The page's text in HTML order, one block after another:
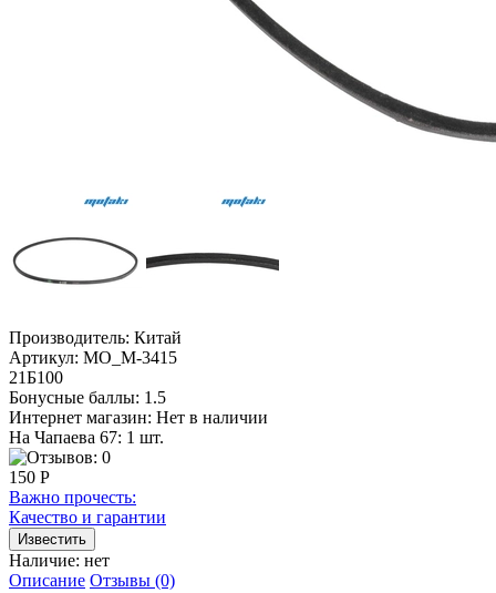
Производитель: Китай
Артикул: MO_M-3415
21Б100
Бонусные баллы: 1.5
Интернет магазин: Нет в наличии
На Чапаева 67: 1 шт.
150 Р
Важно прочесть:
Качество и гарантии
Наличие: нет
Описание Отзывы (0)